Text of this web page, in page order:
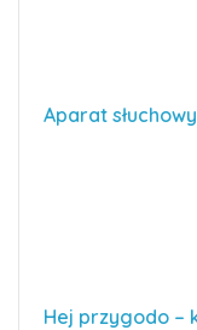
Aparat
Hej przygodo –